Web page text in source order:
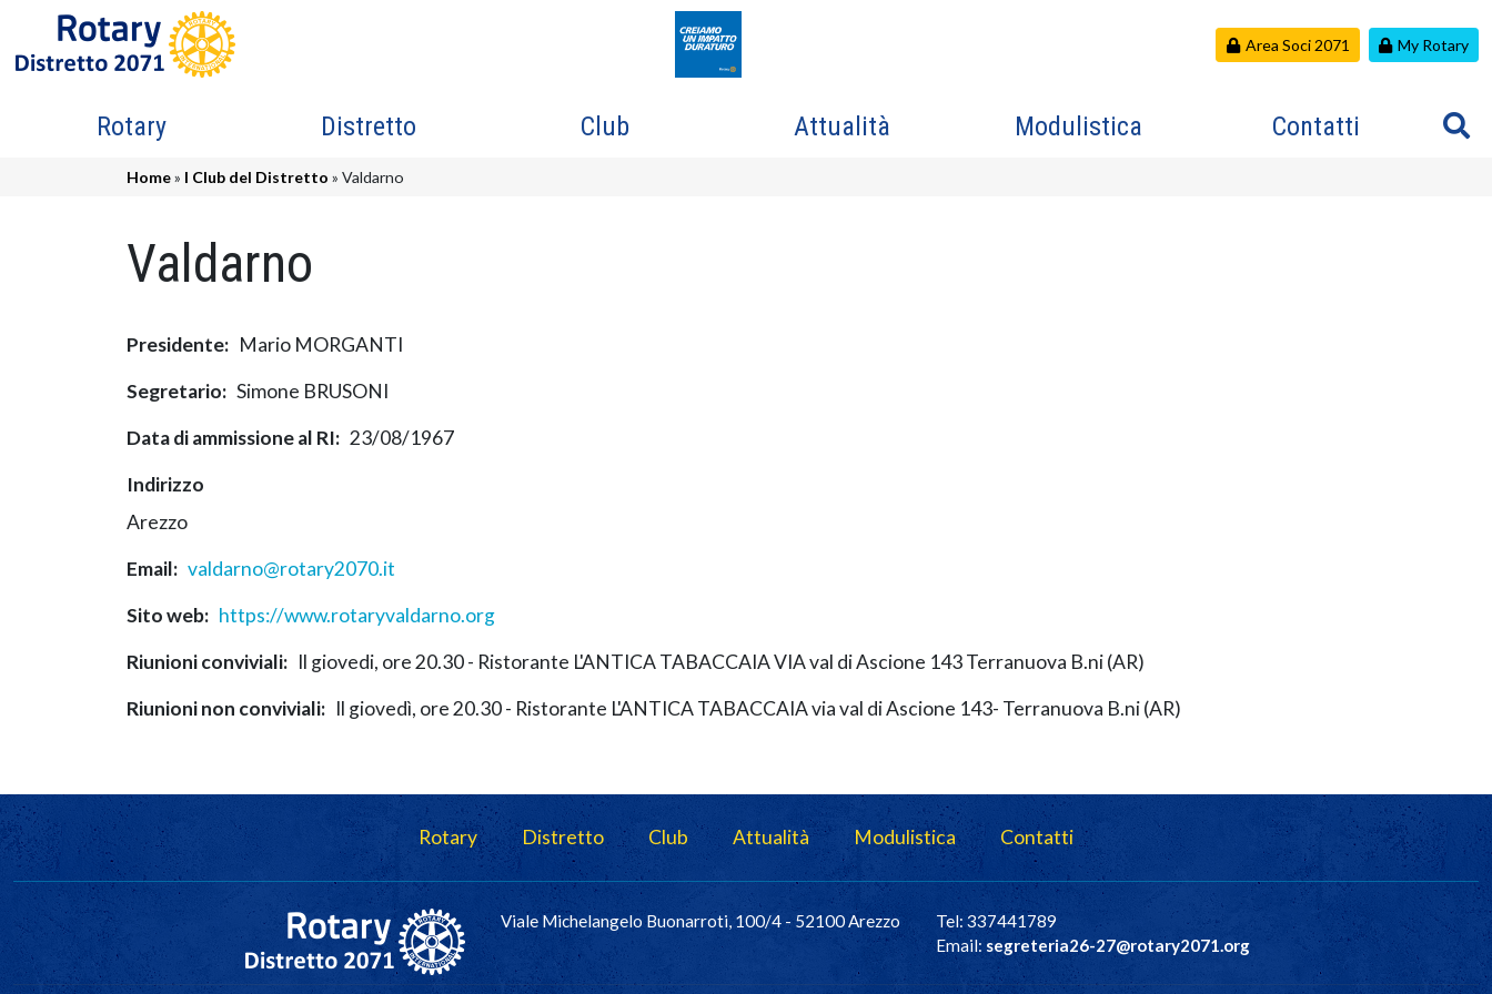
Salta al contenuto principale
Area Soci 2071 My Rotary
Navigazione principale
Rotary Distretto Club Attualità Modulistica Contatti
Briciole di pane
Home I Club del Distretto Valdarno
Valdarno
Presidente
Mario MORGANTI
Segretario
Simone BRUSONI
Data di ammissione al RI
23/08/1967
Indirizzo
Arezzo
Email
valdarno@rotary2070.it
Sito web
https://www.rotaryvaldarno.org
Riunioni conviviali
Il giovedi, ore 20.30 - Ristorante L'ANTICA TABACCAIA VIA val di Ascione 143 Terranuova B.ni (AR)
Riunioni non conviviali
Il giovedì, ore 20.30 - Ristorante L'ANTICA TABACCAIA via val di Ascione 143- Terranuova B.ni (AR)
Navigazione principale Rotary Distretto Club Attualità Modulistica Contatti
Viale Michelangelo Buonarroti, 100/4 - 52100 Arezzo
Tel: 337441789
Email: segreteria26-27@rotary2071.org